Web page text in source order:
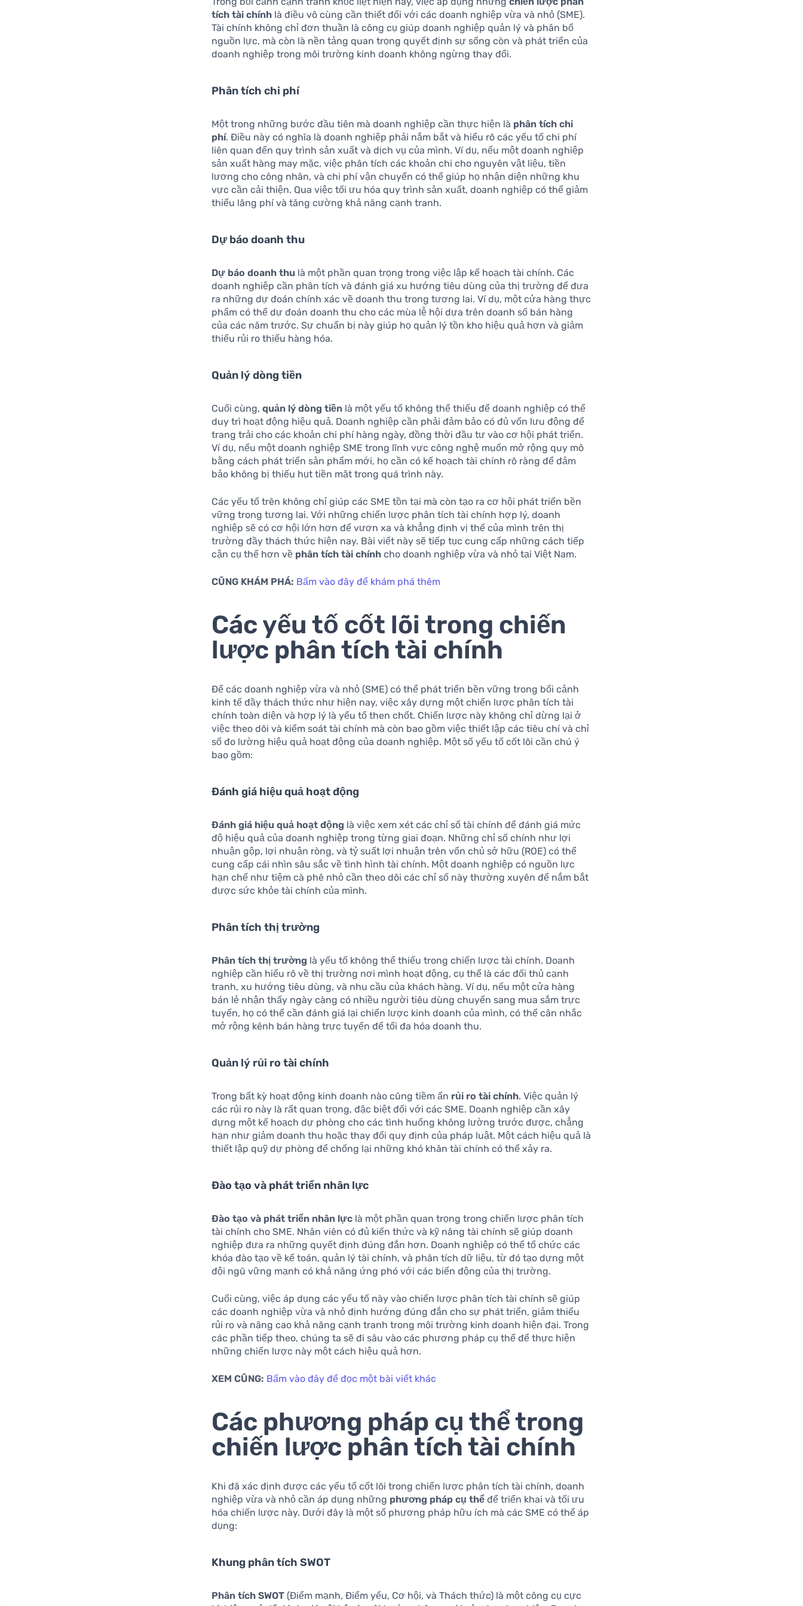
tích tài chính là điều vô cùng cần thiết đối với các doanh nghiệp vừa và nhỏ (SME).
Tài chính không chỉ đơn thuần là công cụ giúp doanh nghiệp quản lý và phân bổ
nguồn lực, mà còn là nền tảng quan trọng quyết định sự sống còn và phát triển của
doanh nghiệp trong môi trường kinh doanh không ngừng thay đổi.
Phân tích chi phí
Một trong những bước đầu tiên mà doanh nghiệp cần thực hiện là phân tích chi
phí. Điều này có nghĩa là doanh nghiệp phải nắm bắt và hiểu rõ các yếu tố chi phí
liên quan đến quy trình sản xuất và dịch vụ của mình. Ví dụ, nếu một doanh nghiệp
sản xuất hàng may mặc, việc phân tích các khoản chi cho nguyên vật liệu, tiền
lương cho công nhân, và chi phí vận chuyển có thể giúp họ nhận diện những khu
vực cần cải thiện. Qua việc tối ưu hóa quy trình sản xuất, doanh nghiệp có thể giảm
thiểu lãng phí và tăng cường khả năng cạnh tranh.
Dự báo doanh thu
Dự báo doanh thu là một phần quan trọng trong việc lập kế hoạch tài chính. Các
doanh nghiệp cần phân tích và đánh giá xu hướng tiêu dùng của thị trường để đưa
ra những dự đoán chính xác về doanh thu trong tương lai. Ví dụ, một cửa hàng thực
phẩm có thể dự đoán doanh thu cho các mùa lễ hội dựa trên doanh số bán hàng
của các năm trước. Sự chuẩn bị này giúp họ quản lý tồn kho hiệu quả hơn và giảm
thiểu rủi ro thiếu hàng hóa.
Quản lý dòng tiền
Cuối cùng,quản lý dòng tiền là một yếu tố không thể thiếu để doanh nghiệp có thể
duy trì hoạt động hiệu quả. Doanh nghiệp cần phải đảm bảo có đủ vốn lưu động để
trang trải cho các khoản chi phí hàng ngày, đồng thời đầu tư vào cơ hội phát triển.
Ví dụ, nếu một doanh nghiệp SME trong lĩnh vực công nghệ muốn mở rộng quy mô
bằng cách phát triển sản phẩm mới, họ cần có kế hoạch tài chính rõ ràng để đảm
bảo không bị thiếu hụt tiền mặt trong quá trình này.
Các yếu tố trên không chỉ giúp các SME tồn tại mà còn tạo ra cơ hội phát triển bền
vững trong tương lai. Với những chiến lược phân tích tài chính hợp lý, doanh
nghiệp sẽ có cơ hội lớn hơn để vươn xa và khẳng định vị thế của mình trên thị
trường đầy thách thức hiện nay. Bài viết này sẽ tiếp tục cung cấp những cách tiếp
cận cụ thể hơn về phân tích tài chính cho doanh nghiệp vừa và nhỏ tại Việt Nam.
CŨNG KHÁM PHÁ: Bấm vào đây để khám phá thêm
Các yếu tố cốt lõi trong chiến
lược phân tích tài chính
Để các doanh nghiệp vừa và nhỏ (SME) có thể phát triển bền vững trong bối cảnh
kinh tế đầy thách thức như hiện nay, việc xây dựng một chiến lược phân tích tài
chính toàn diện và hợp lý là yếu tố then chốt. Chiến lược này không chỉ dừng lại ở
việc theo dõi và kiểm soát tài chính mà còn bao gồm việc thiết lập các tiêu chí và chỉ
số đo lường hiệu quả hoạt động của doanh nghiệp. Một số yếu tố cốt lõi cần chú ý
bao gồm:
Đánh giá hiệu quả hoạt động
Đánh giá hiệu quả hoạt động là việc xem xét các chỉ số tài chính để đánh giá mức
độ hiệu quả của doanh nghiệp trong từng giai đoạn. Những chỉ số chính như lợi
nhuận gộp, lợi nhuận ròng, và tỷ suất lợi nhuận trên vốn chủ sở hữu (ROE) có thể
cung cấp cái nhìn sâu sắc về tình hình tài chính. Một doanh nghiệp có nguồn lực
hạn chế như tiệm cà phê nhỏ cần theo dõi các chỉ số này thường xuyên để nắm bắt
được sức khỏe tài chính của mình.
Phân tích thị trường
Phân tích thị trường là yếu tố không thể thiếu trong chiến lược tài chính. Doanh
nghiệp cần hiểu rõ về thị trường nơi mình hoạt động, cụ thể là các đối thủ cạnh
tranh, xu hướng tiêu dùng, và nhu cầu của khách hàng. Ví dụ, nếu một cửa hàng
bán lẻ nhận thấy ngày càng có nhiều người tiêu dùng chuyển sang mua sắm trực
tuyến, họ có thể cần đánh giá lại chiến lược kinh doanh của mình, có thể cân nhắc
mở rộng kênh bán hàng trực tuyến để tối đa hóa doanh thu.
Quản lý rủi ro tài chính
Trong bất kỳ hoạt động kinh doanh nào cũng tiềm ẩn rủi ro tài chính. Việc quản lý
các rủi ro này là rất quan trọng, đặc biệt đối với các SME. Doanh nghiệp cần xây
dựng một kế hoạch dự phòng cho các tình huống không lường trước được, chẳng
hạn như giảm doanh thu hoặc thay đổi quy định của pháp luật. Một cách hiệu quả là
thiết lập quỹ dự phòng để chống lại những khó khăn tài chính có thể xảy ra.
Đào tạo và phát triển nhân lực
Đào tạo và phát triển nhân lực là một phần quan trọng trong chiến lược phân tích
tài chính cho SME. Nhân viên có đủ kiến thức và kỹ năng tài chính sẽ giúp doanh
nghiệp đưa ra những quyết định đúng đắn hơn. Doanh nghiệp có thể tổ chức các
khóa đào tạo về kế toán, quản lý tài chính, và phân tích dữ liệu, từ đó tạo dựng một
đội ngũ vững mạnh có khả năng ứng phó với các biến động của thị trường.
Cuối cùng, việc áp dụng các yếu tố này vào chiến lược phân tích tài chính sẽ giúp
các doanh nghiệp vừa và nhỏ định hướng đúng đắn cho sự phát triển, giảm thiểu
rủi ro và nâng cao khả năng cạnh tranh trong môi trường kinh doanh hiện đại. Trong
các phần tiếp theo, chúng ta sẽ đi sâu vào các phương pháp cụ thể để thực hiện
những chiến lược này một cách hiệu quả hơn.
XEM CŨNG: Bấm vào đây để đọc một bài viết khác
Các phương pháp cụ thể trong
chiến lược phân tích tài chính
Khi đã xác định được các yếu tố cốt lõi trong chiến lược phân tích tài chính, doanh
nghiệp vừa và nhỏ cần áp dụng những phương pháp cụ thể để triển khai và tối ưu
hóa chiến lược này. Dưới đây là một số phương pháp hữu ích mà các SME có thể áp
dụng:
Khung phân tích SWOT
Phân tích SWOT (Điểm mạnh, Điểm yếu, Cơ hội, và Thách thức) là một công cụ cực